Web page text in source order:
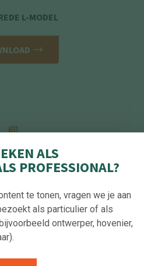
L-MODEL
ALS
PROFESSIONAL?
te tonen, vragen we je aan
als particulier of als
ontwerper, hovenier,